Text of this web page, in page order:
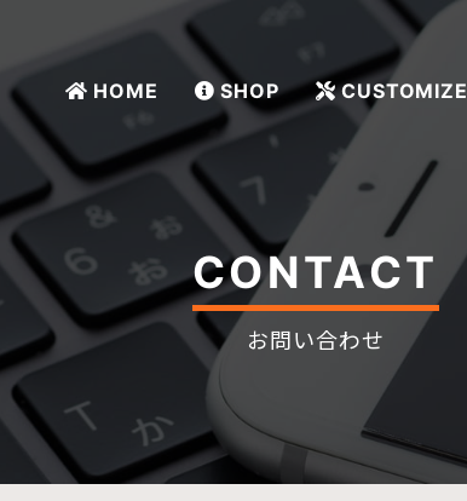
HOME SHOP CUSTOMIZE
CONTACT
お問い合わせ